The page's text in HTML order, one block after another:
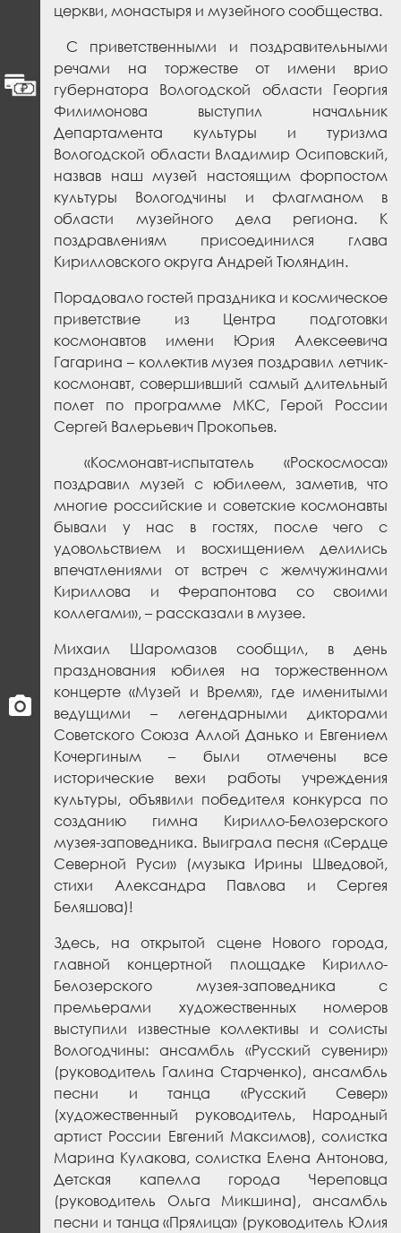
церкви, монастыря и музейного сообщества.
С приветственными и поздравительными
речами на торжестве от имени врио
губернатора Вологодской области Георгия
Филимонова выступил начальник
Департамента культуры и туризма
Вологодской области Владимир Осиповский,
назвав наш музей настоящим форпостом
культуры Вологодчины и флагманом в
области музейного дела региона. К
поздравлениям присоединился глава
Кирилловского округа Андрей Тюляндин.
Порадовало гостей праздника и космическое
приветствие из Центра подготовки
космонавтов имени Юрия Алексеевича
Гагарина – коллектив музея поздравил летчик-
космонавт, совершивший самый длительный
полет по программе МКС, Герой России
Сергей Валерьевич Прокопьев.
«Космонавт-испытатель «Роскосмоса»
поздравил музей с юбилеем, заметив, что
многие российские и советские космонавты
бывали у нас в гостях, после чего с
удовольствием и восхищением делились
впечатлениями от встреч с жемчужинами
Кириллова и Ферапонтова со своими
коллегами», – рассказали в музее.
Михаил Шаромазов сообщил, в день
празднования юбилея на торжественном
концерте «Музей и Время», где именитыми
ведущими – легендарными дикторами
Советского Союза Аллой Данько и Евгением
Кочергиным – были отмечены все
исторические вехи работы учреждения
культуры, объявили победителя конкурса по
созданию гимна Кирилло-Белозерского
музея-заповедника. Выиграла песня «Сердце
Северной Руси» (музыка Ирины Шведовой,
стихи Александра Павлова и Сергея
Беляшова)!
Здесь, на открытой сцене Нового города,
главной концертной площадке Кирилло-
Белозерского музея-заповедника с
премьерами художественных номеров
выступили известные коллективы и солисты
Вологодчины: ансамбль «Русский сувенир»
(руководитель Галина Старченко), ансамбль
песни и танца «Русский Север»
(художественный руководитель, Народный
артист России Евгений Максимов), солистка
Марина Кулакова, солистка Елена Антонова,
Детская капелла города Череповца
(руководитель Ольга Микшина),
ансамбль
песни и танца «Прялица» (руководитель Юлия